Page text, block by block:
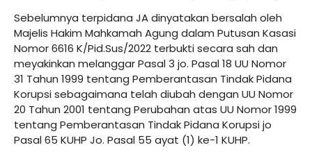
Sebelumnya terpidana JA dinyatakan bersalah oleh
Majelis Hakim Mahkamah Agung dalam Putusan Kasasi
Nomor 6616 K/Pid.Sus/2022 terbukti secara sah dan
meyakinkan melanggar Pasal 3 jo. Pasal 18 UU Nomor
31 Tahun 1999 tentang Pemberantasan Tindak Pidana
Korupsi sebagaimana telah diubah dengan UU Nomor
20 Tahun 2001 tentang Perubahan atas UU Nomor 1999
tentang Pemberantasan Tindak Pidana Korupsi jo
Pasal 65 KUHP Jo. Pasal 55 ayat (1) ke-1 KUHP.